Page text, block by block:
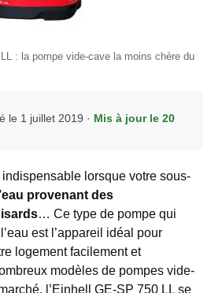
: la pompe vide-cave la moins chère du
le 1 juillet 2019 · Mis à jour le 20
lorsque votre sous-
provenant des
… Ce type de pompe qui
est l’appareil idéal pour
logement facilement et
modèles de pompes vide-
l’Einhell GE-SP 750 LL se